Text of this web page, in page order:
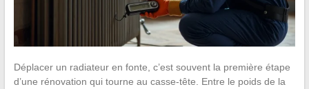
Déplacer un radiateur en fonte, c’est souvent la première étape
d’une rénovation qui tourne au casse-tête. Entre le poids de la